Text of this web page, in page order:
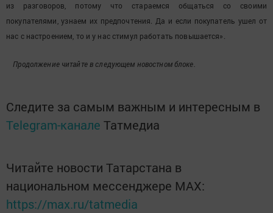
из разговоров, потому что стараемся общаться со своими
покупателями, узнаем их предпочтения. Да и если покупатель ушел от
нас с настроением, то и у нас стимул работать повышается».
Продолжение читайте в следующем новостном блоке.
Следите за самым важным и интересным в
Telegram-канале Татмедиа
Читайте новости Татарстана в
национальном мессенджере MАХ:
https://max.ru/tatmedia